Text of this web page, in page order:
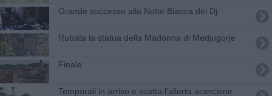
Grande successo alla Notte Bianca dei Dj
Rubata la statua della Madonna di Medjugorje
Finale
Temporali in arrivo e scatta l'allerta arancione